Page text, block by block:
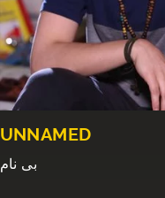
UNNAMED
بی نام